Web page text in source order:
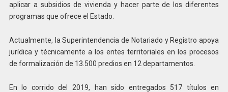
aplicar a subsidios de vivienda y hacer parte de los diferentes
programas que ofrece el Estado.
Actualmente, la Superintendencia de Notariado y Registro apoya
jurídica y técnicamente a los entes territoriales en los procesos
de formalización de 13.500 predios en 12 departamentos.
En lo corrido del 2019, han sido entregados 517 títulos en